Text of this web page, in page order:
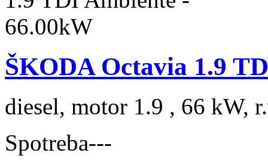
ŠKODA Octavia 1.9
diesel, motor 1.9 , 66 kW,
Spotreba---